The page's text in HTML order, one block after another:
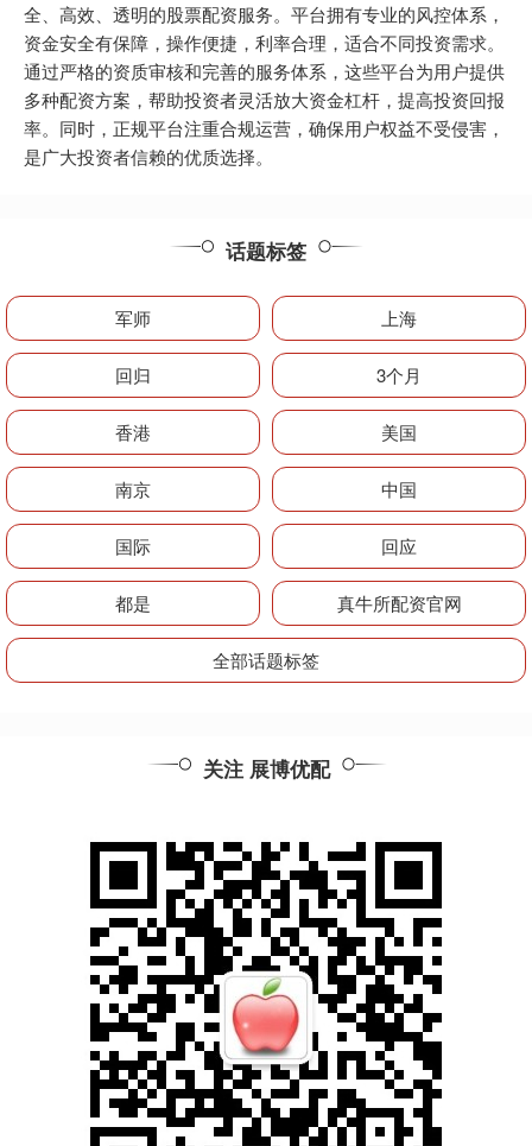
全、高效、透明的股票配资服务。平台拥有专业的风控体系，
资金安全有保障，操作便捷，利率合理，适合不同投资需求。
通过严格的资质审核和完善的服务体系，这些平台为用户提供
多种配资方案，帮助投资者灵活放大资金杠杆，提高投资回报
率。同时，正规平台注重合规运营，确保用户权益不受侵害，
是广大投资者信赖的优质选择。
话题标签
军师 上海
回归 3个月
香港 美国
南京 中国
国际 回应
都是 真牛所配资官网
全部话题标签
关注 展博优配